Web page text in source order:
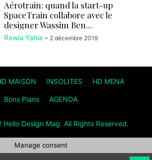
Aérotrain: quand la start-up
SpaceTrain collabore avec le
designer Wassim Ben...
Rawia Yahia - 2 décembre 2019
MAISON INSOLITES HD MENA
Bons Plans AGENDA
Design Mag. All Rights Reserved.
Manage consent